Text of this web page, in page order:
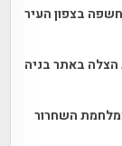
מפוארת בת 1,600 שנה נחשפה בצפון העיר
בחפירות הצלה באתר בניה
השחרור